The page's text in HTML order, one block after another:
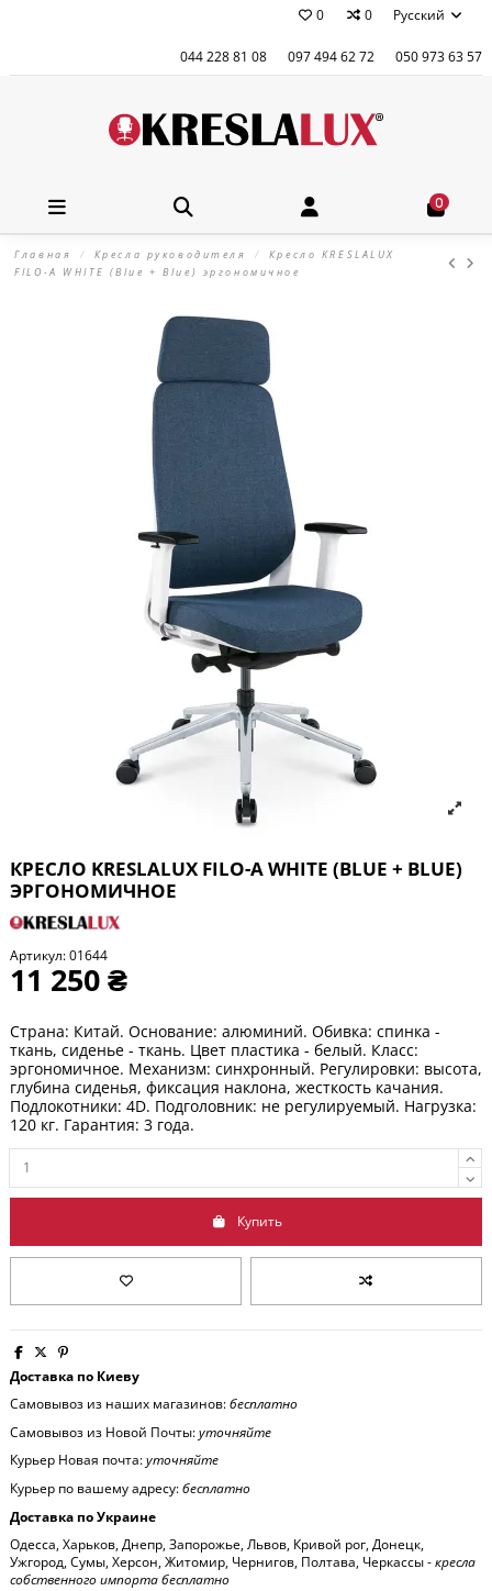
0 0 Русский
044 228 81 08 097 494 62 72 050 973 63 57
0
Главная Кресла руководителя
Кресло KRESLALUX
FILO-A WHITE (Blue + Blue) эргономичное
КРЕСЛО KRESLALUX FILO-A WHITE (BLUE + BLUE)
ЭРГОНОМИЧНОЕ
Артикул:01644
11 250 ₴
Страна: Китай. Основание: алюминий. Обивка: спинка -
ткань, сиденье - ткань. Цвет пластика - белый. Класс:
эргономичное. Механизм: синхронный. Регулировки: высота,
глубина сиденья, фиксация наклона, жесткость качания.
Подлокотники: 4D. Подголовник: не регулируемый. Нагрузка:
120 кг. Гарантия: 3 года.
Купить
Доставка по Киеву
Самовывоз из наших магазинов:бесплатно
Самовывоз из Новой Почты:уточняйте
Курьер Новая почта:уточняйте
Курьер по вашему адресу:бесплатно
Доставка по Украине
Одесса, Харьков, Днепр, Запорожье, Львов, Кривой рог, Донецк,
Ужгород, Сумы, Херсон, Житомир, Чернигов, Полтава, Черкассы -кресла
собственного импорта бесплатно